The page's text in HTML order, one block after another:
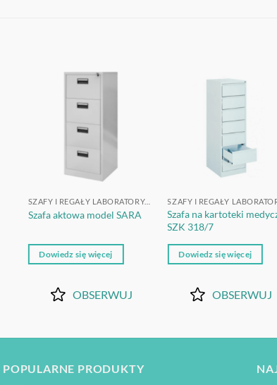
SZAFY I REGAŁY LABORATORYJNE
Szafa aktowa model SARA
Dowiedz się więcej
OBSERWUJ
Szafa na kartoteki
SZK 318/7
Dowiedz się więcej
OBSERWUJ
POPULARNE PRODUKTY